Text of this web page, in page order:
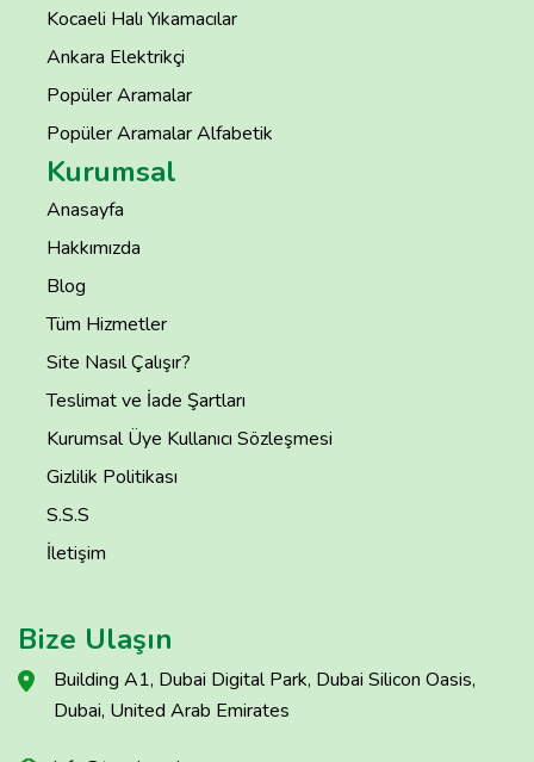
Kocaeli Halı Yıkamacılar
Ankara Elektrikçi
Popüler Aramalar
Popüler Aramalar Alfabetik
Kurumsal
Anasayfa
Hakkımızda
Blog
Tüm Hizmetler
Site Nasıl Çalışır?
Teslimat ve İade Şartları
Kurumsal Üye Kullanıcı Sözleşmesi
Gizlilik Politikası
S.S.S
İletişim
Bize Ulaşın
Building A1, Dubai Digital Park, Dubai Silicon Oasis,
Dubai, United Arab Emirates